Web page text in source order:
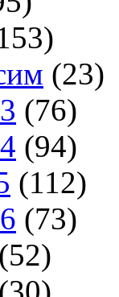
(23)
(76)
(94)
(112)
(73)
(52)